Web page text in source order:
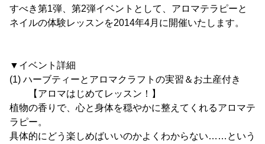
すべき第1弾、第2弾イベントとして、アロマテラピーと
ネイルの体験レッスンを2014年4月に開催いたします。
▼イベント詳細
(1) ハーブティーとアロマクラフトの実習＆お土産付き
【アロマはじめてレッスン！】
植物の香りで、心と身体を穏やかに整えてくれるアロマテ
ラピー。
具体的にどう楽しめばいいのかよくわからない……という